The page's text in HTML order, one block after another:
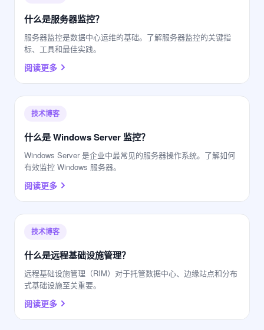
什么是服务器监控？
服务器监控是数据中心运维的基础。了解服务器监控的关键指
标、工具和最佳实践。
阅读更多
技术博客
什么是 Windows Server 监控？
Windows Server 是企业中最常见的服务器操作系统。了解如何
有效监控 Windows 服务器。
阅读更多
技术博客
什么是远程基础设施管理？
远程基础设施管理（RIM）对于托管数据中心、边缘站点和分布
式基础设施至关重要。
阅读更多